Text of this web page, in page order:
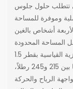
تتطلب حلول جلوس
بقطر 36 بوصة، لأربعة أشخاص بالغين
المساحة المحدودة
على النحو الأمثل. تتيح فتحة المظلة المركزية القياسية بقطر 1.5
بوصة إمكانية توفير الظل بسهولة. يبلغ وزنها ما بين 215 و245 رطلاً،